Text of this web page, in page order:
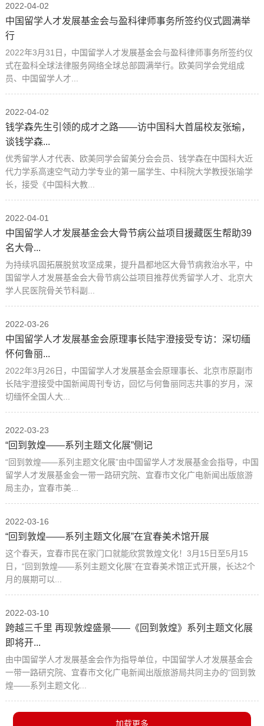
2022-04-02
中国留学人才发展基金会与盈科律师事务所签约仪式圆满举
行
2022年3月31日，中国留学人才发展基金会与盈科律师事务所签约仪
式在盈科全球法律服务网络全球总部圆满举行。欧美同学会党组成
员、中国留学人才...
2022-04-02
钱学森先生引领的成才之路——访中国科大首届校友张瑜，
谈钱学森...
优秀留学人才代表、欧美同学会留美分会会员、钱学森在中国科大近
代力学系高速空气动力学专业的第一届学生、中科院大学教授张瑜学
长，接受《中国科大教...
2022-04-01
中国留学人才发展基金会大骨节病公益项目援藏医生帮助39
名大骨...
为持续巩固拓展脱贫攻坚成果，提升昌都地区大骨节病救治水平，中
国留学人才发展基金会大骨节病公益项目推荐优秀留学人才、北京大
学人民医院骨关节科副...
2022-03-26
中国留学人才发展基金会原理事长陆宇澄接受专访：深切缅
怀何鲁丽...
2022年3月26日，中国留学人才发展基金会原理事长、北京市原副市
长陆宇澄接受中国新闻周刊专访，回忆与何鲁丽同志共事的岁月，深
切缅怀全国人大...
2022-03-23
“回到敦煌——系列主题文化展”侧记
“回到敦煌——系列主题文化展”由中国留学人才发展基金会指导，中国
留学人才发展基金会一带一路研究院、宜春市文化广电新闻出版旅游
局主办，宜春市美...
2022-03-16
“回到敦煌——系列主题文化展”在宜春美术馆开展
这个春天，宜春市民在家门口就能欣赏敦煌文化！3月15日至5月15
日，“回到敦煌——系列主题文化展”在宜春美术馆正式开展，长达2个
月的展期可以...
2022-03-10
跨越三千里 再现敦煌盛景——《回到敦煌》系列主题文化展
即将开...
由中国留学人才发展基金会作为指导单位，中国留学人才发展基金会
一带一路研究院、宜春市文化广电新闻出版旅游局共同主办的“回到敦
煌——系列主题文化...